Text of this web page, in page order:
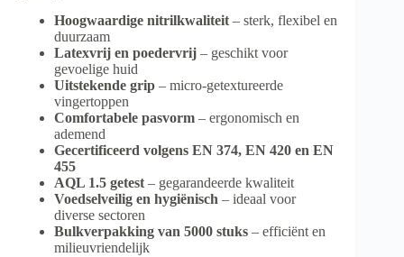
Hoogwaardige nitrilkwaliteit – sterk, flexibel en
duurzaam
Latexvrij en poedervrij – geschikt voor
gevoelige huid
Uitstekende grip – micro-getextureerde
vingertoppen
Comfortabele pasvorm – ergonomisch en
ademend
Gecertificeerd volgens EN 374, EN 420 en EN
455
AQL 1.5 getest – gegarandeerde kwaliteit
Voedselveilig en hygiënisch – ideaal voor
diverse sectoren
Bulkverpakking van 5000 stuks – efficiënt en
milieuvriendelijk